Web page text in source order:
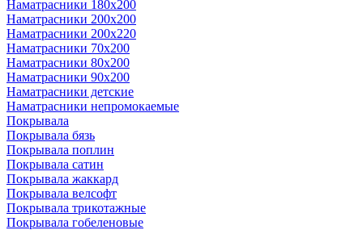
Наматрасники 180х200
Наматрасники 200х200
Наматрасники 200х220
Наматрасники 70х200
Наматрасники 80х200
Наматрасники 90х200
Наматрасники детские
Наматрасники непромокаемые
Покрывала
Покрывала бязь
Покрывала поплин
Покрывала сатин
Покрывала жаккард
Покрывала велсофт
Покрывала трикотажные
Покрывала гобеленовые